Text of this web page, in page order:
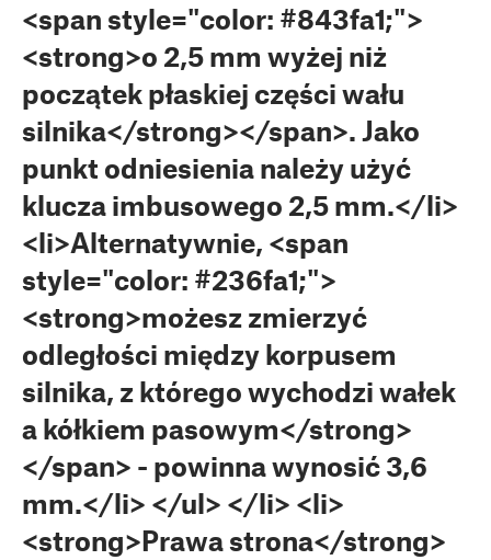
<span style="color: #843fa1;">
<strong>o 2,5 mm wyżej niż
początek płaskiej części wału
silnika</strong></span>. Jako
punkt odniesienia należy użyć
klucza imbusowego 2,5 mm.</li>
<li>Alternatywnie, <span
style="color: #236fa1;">
<strong>możesz zmierzyć
odległości między korpusem
silnika, z którego wychodzi wałek
a kółkiem pasowym</strong>
</span> - powinna wynosić 3,6
mm.</li> </ul> </li> <li>
<strong>Prawa strona</strong>